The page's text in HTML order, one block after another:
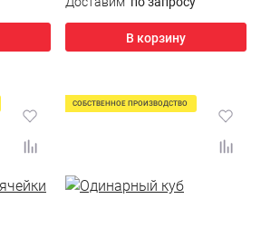
В корзину
СОБСТВЕННОЕ ПРОИЗВОДСТВО